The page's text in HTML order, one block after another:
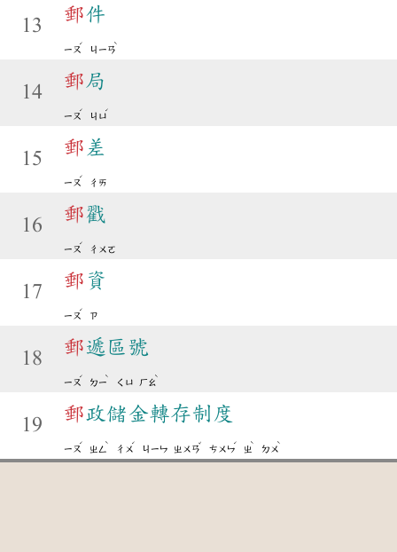
13
郵件
ㄧㄡ
ˊ
ㄐㄧㄢ
ˋ
14
郵局
ㄧㄡ
ˊ
ㄐㄩ
ˊ
15
郵 差
ㄧㄡ
ˊ
ㄔㄞ
16
郵戳
ㄧㄡ
ˊ
ㄔㄨㄛ
17
郵 資
ㄧㄡ
ˊ
ㄗ
18
郵遞區號
ㄧㄡ
ˊ
ㄉㄧ
ˋ
ㄑㄩ ㄏㄠ
ˋ
19
郵政儲金轉存制度
ㄧㄡ
ˊ
ㄓㄥ
ˋ
ㄔㄨ
ˊ
ㄐㄧㄣ ㄓㄨㄢ
ˇ
ㄘㄨㄣ
ˊ
ㄓ
ˋ
ㄉㄨ
ˋ